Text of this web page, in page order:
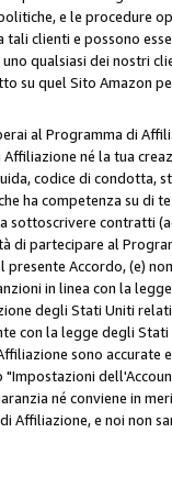
e le procedure
clienti e possono
qualsiasi dei nostri
su quel Sito Amazon
al Programma di
né la tua
codice di
ha competenza su di
sottoscrivere contratti
partecipare al
Accordo, (e)
in linea con la
degli Stati Uniti
con la legge degli
sono
"Impostazioni
né conviene in
Affiliazione, e noi non